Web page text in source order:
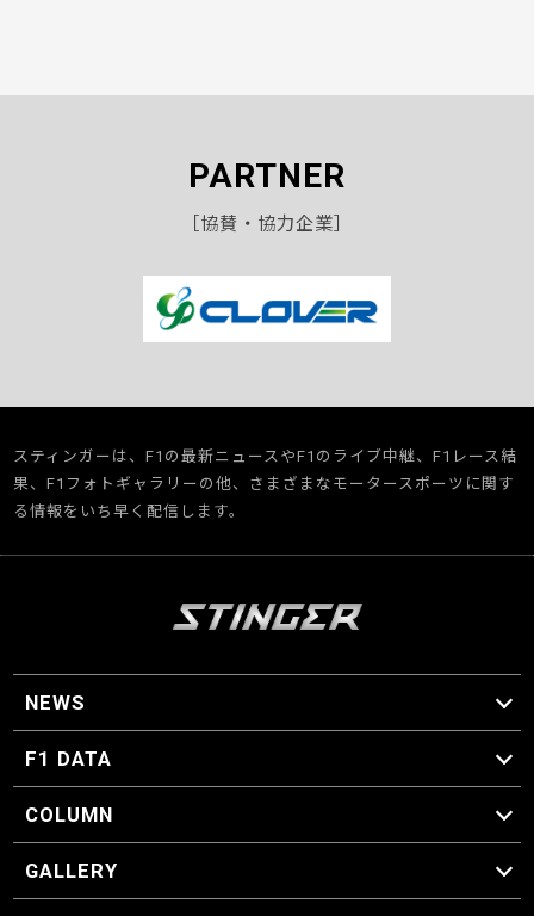
PARTNER
［協賛・協力企業］
スティンガーは、F1の最新ニュースやF1のライブ中継、F1レース結
果、F1フォトギャラリーの他、さまざまなモータースポーツに関す
る情報をいち早く配信します。
NEWS
F1 ニュース
F1 DATA
F1 日程
F1 データ
COLUMN
マイ・ワンダフル・サーキット
スクーデリア・一方通行
F1に燃え、ゴルフに泣く日々。
スティングくんの部屋
GALLERY